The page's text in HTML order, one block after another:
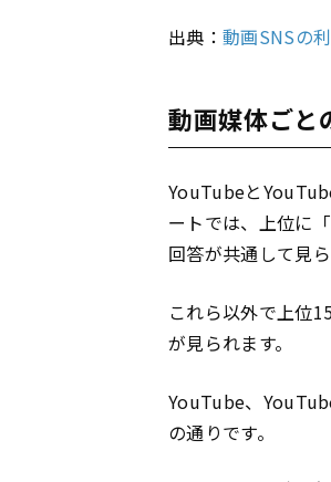
出典： 動画SNSの
動画媒体ごと
YouTubeと
ートでは、上位に「
回答が共通して見ら
これら以外で上位
が見られます。
YouTube、
の通りです。